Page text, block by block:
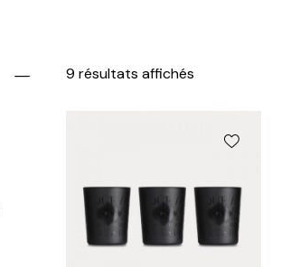
9 résultats affichés